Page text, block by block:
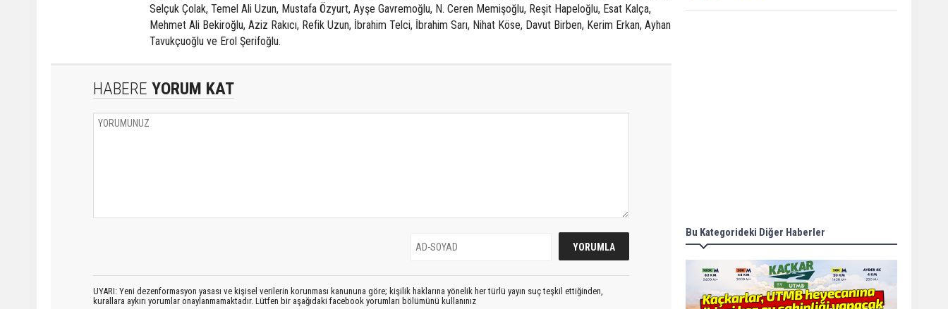
Selçuk Çolak, Temel Ali Uzun, Mustafa Özyurt, Ayşe Gavremoğlu, N. Ceren Memişoğlu, Reşit Hapeloğlu, Esat Kalça,
Mehmet Ali Bekiroğlu, Aziz Rakıcı, Refik Uzun, İbrahim Telci, İbrahim Sarı, Nihat Köse, Davut Birben, Kerim Erkan, Ayhan
Tavukçuoğlu ve Erol Şerifoğlu.
HABERE YORUM KAT
UYARI: Yeni dezenformasyon yasası ve kişisel verilerin korunması kanununa göre; kişilik haklarına yönelik her türlü yayın suç teşkil ettiğinden,
kurallara aykırı yorumlar onaylanmamaktadır. Lütfen bir aşağıdaki facebook yorumları bölümünü kullanınız
Bu Kategorideki Diğer Haberler